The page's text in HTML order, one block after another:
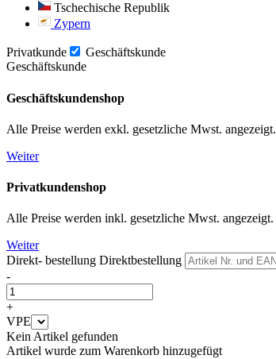
Tschechische Republik
Zypern
Privatkunde
Geschäftskunde
Geschäftskunde
Geschäftskundenshop
Alle Preise werden exkl. gesetzliche Mwst. angezeigt.
Weiter
Privatkundenshop
Alle Preise werden inkl. gesetzliche Mwst. angezeigt.
Weiter
Direkt- bestellung Direktbestellung
-
+
VPE
Kein Artikel gefunden
Artikel wurde zum Warenkorb hinzugefügt